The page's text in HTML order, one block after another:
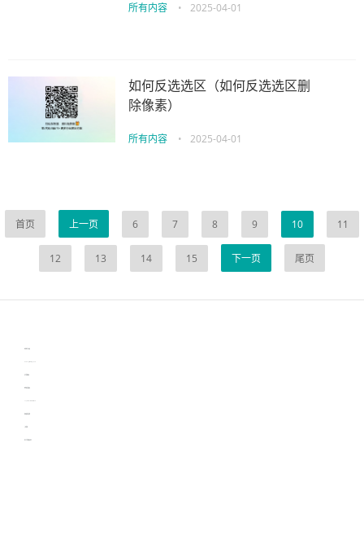
所有内容 • 2025-04-01
如何反选选区（如何反选选区删
除像素）
所有内容 • 2025-04-01
首页 上一页 6 7 8 9 10 11
12 13 14 15 下一页 尾页